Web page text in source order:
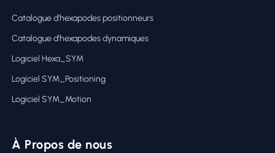
Catalogue d’hexapodes positionneurs
Catalogue d’hexapodes dynamiques
Logiciel Hexa_SYM
Logiciel SYM_Positioning
Logiciel SYM_Motion
À Propos de nous